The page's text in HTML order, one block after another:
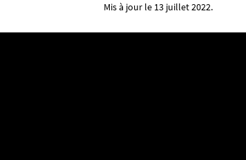
Mis à jour le 13 juillet 2022.